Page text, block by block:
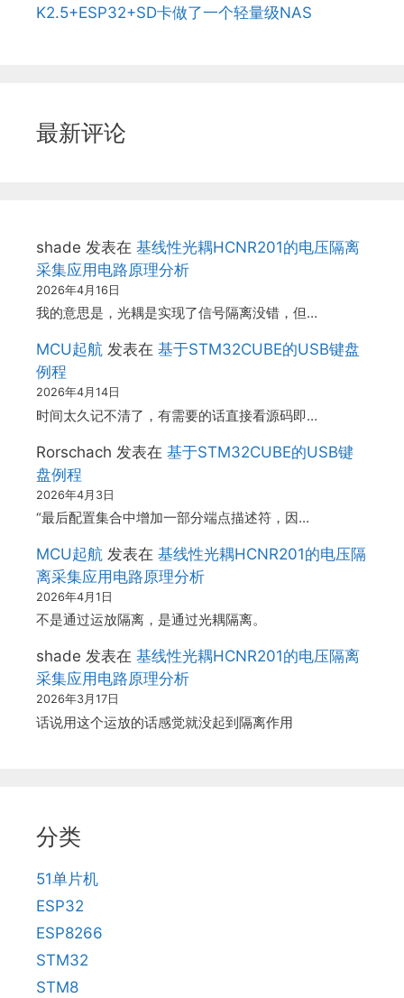
K2.5+ESP32+SD卡做了一个轻量级NAS
最新评论
shade 发表在 基线性光耦HCNR201的电压隔离
采集应用电路原理分析
2026年4月16日
我的意思是，光耦是实现了信号隔离没错，但…
MCU起航 发表在 基于STM32CUBE的USB键盘
例程
2026年4月14日
时间太久记不清了，有需要的话直接看源码即…
Rorschach 发表在 基于STM32CUBE的USB键
盘例程
2026年4月3日
“最后配置集合中增加一部分端点描述符，因…
MCU起航 发表在 基线性光耦HCNR201的电压隔
离采集应用电路原理分析
2026年4月1日
不是通过运放隔离，是通过光耦隔离。
shade 发表在 基线性光耦HCNR201的电压隔离
采集应用电路原理分析
2026年3月17日
话说用这个运放的话感觉就没起到隔离作用
分类
51单片机
ESP32
ESP8266
STM32
STM8